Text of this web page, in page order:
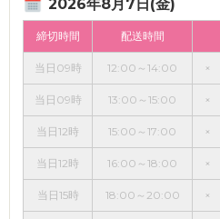
2026年8月7日(金)
締切時間 配送時間
当日09時 12:00～14:00 ×
当日09時 13:00～15:00 ×
当日12時 15:00～17:00 ×
当日12時 16:00～18:00 ×
当日15時 18:00～20:00 ×